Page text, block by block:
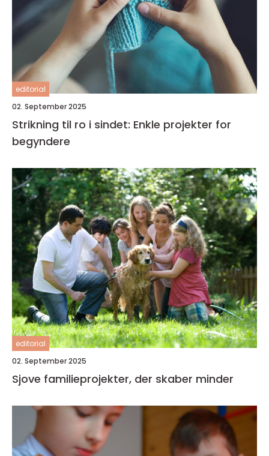
editorial
02. September 2025
Strikning til ro i sindet: Enkle projekter for
begyndere
editorial
02. September 2025
Sjove familieprojekter, der skaber minder